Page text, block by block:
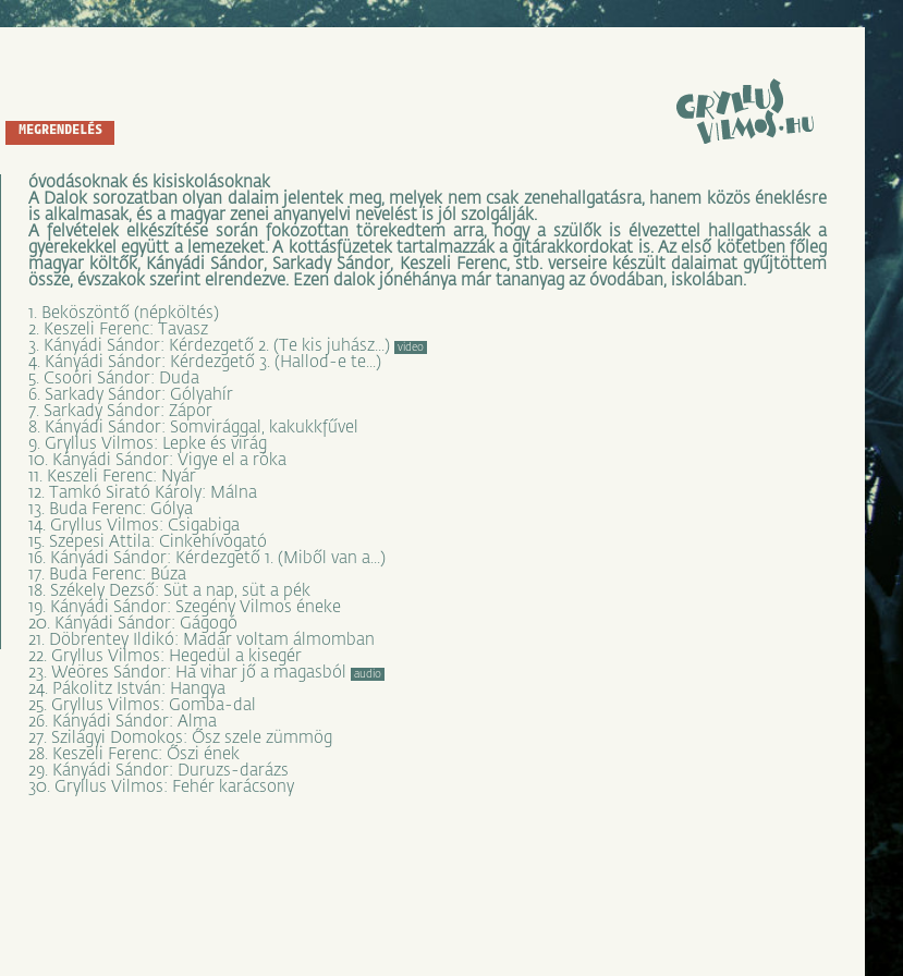
MEGRENDELÉS
óvodásoknak és kisiskolásoknak
A Dalok sorozatban olyan dalaim jelentek meg, melyek nem csak zenehallgatásra, hanem közös éneklésre
is alkalmasak, és a magyar zenei anyanyelvi nevelést is jól szolgálják.
A felvételek elkészítése során fokozottan törekedtem arra, hogy a szülők is élvezettel hallgathassák a
gyerekekkel együtt a lemezeket. A kottásfüzetek tartalmazzák a gitárakkordokat is. Az első kötetben főleg
magyar költők, Kányádi Sándor, Sarkady Sándor, Keszeli Ferenc, stb. verseire készült dalaimat gyűjtöttem
össze, évszakok szerint elrendezve. Ezen dalok jónéhánya már tananyag az óvodában, iskolában.
1. Beköszöntő (népköltés)
2. Keszeli Ferenc: Tavasz
3. Kányádi Sándor: Kérdezgető 2. (Te kis juhász...)
video
4. Kányádi Sándor: Kérdezgető 3. (Hallod-e te...)
5. Csoóri Sándor: Duda
6. Sarkady Sándor: Gólyahír
7. Sarkady Sándor: Zápor
8. Kányádi Sándor: Somvirággal, kakukkfűvel
9. Gryllus Vilmos: Lepke és virág
10. Kányádi Sándor: Vigye el a róka
11. Keszeli Ferenc: Nyár
12. Tamkó Sirató Károly: Málna
13. Buda Ferenc: Gólya
14. Gryllus Vilmos: Csigabiga
15. Szepesi Attila: Cinkehívogató
16. Kányádi Sándor: Kérdezgető 1. (Miből van a...)
17. Buda Ferenc: Búza
18. Székely Dezső: Süt a nap, süt a pék
19. Kányádi Sándor: Szegény Vilmos éneke
20. Kányádi Sándor: Gágogó
21. Döbrentey Ildikó: Madár voltam álmomban
22. Gryllus Vilmos: Hegedül a kisegér
23. Weöres Sándor: Ha vihar jő a magasból
audio
24. Pákolitz István: Hangya
25. Gryllus Vilmos: Gomba-dal
26. Kányádi Sándor: Alma
27. Szilágyi Domokos: Ősz szele zümmög
28. Keszeli Ferenc: Őszi ének
29. Kányádi Sándor: Duruzs-darázs
30. Gryllus Vilmos: Fehér karácsony